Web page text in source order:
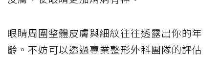
眼睛周圍整體皮膚與細紋往往透露出你的年
齡。不妨可以透過專業整形外科團隊的評估